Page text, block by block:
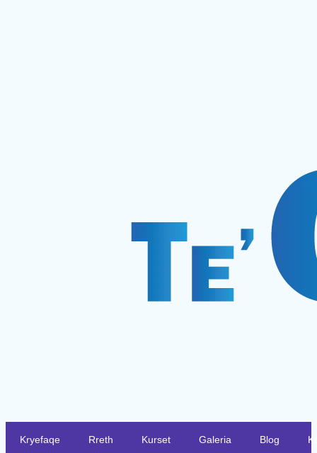
Kryefaqe Rreth Kurset Galeria Blog